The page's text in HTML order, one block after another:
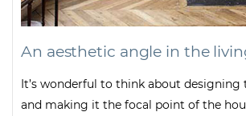
An aesthetic angle in the
It’s wonderful to think about
and making it the focal point of the